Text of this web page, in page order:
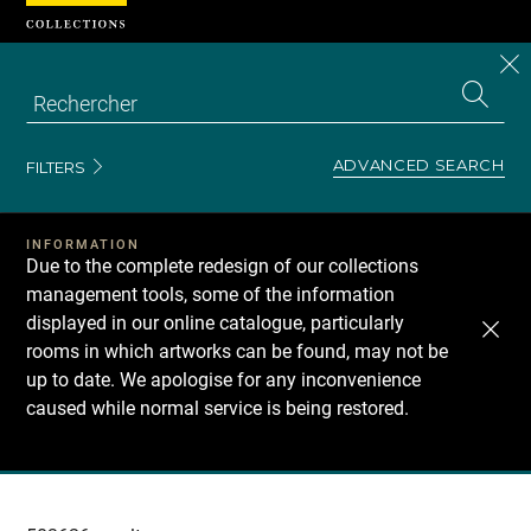
FILTERS ADVANCED SEARCH
INFORMATION
Due to the complete redesign of our collections
management tools, some of the information
displayed in our online catalogue, particularly
rooms in which artworks can be found, may not be
up to date. We apologise for any inconvenience
caused while normal service is being restored.
Recherche
Cookies management panel